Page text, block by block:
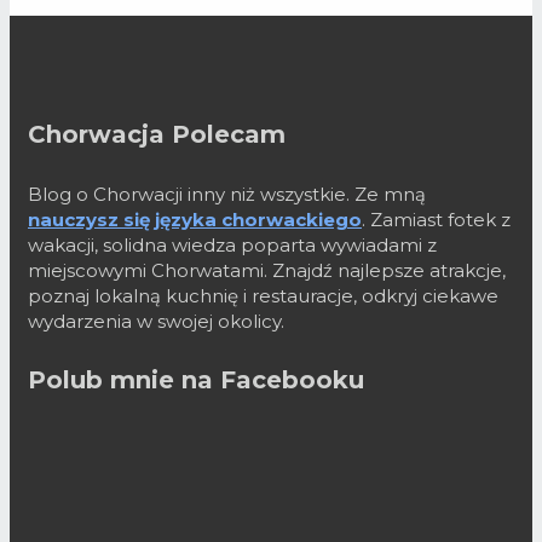
Chorwacja Polecam
Blog o Chorwacji inny niż wszystkie. Ze mną
nauczysz się języka chorwackiego. Zamiast fotek z
wakacji, solidna wiedza poparta wywiadami z
miejscowymi Chorwatami. Znajdź najlepsze atrakcje,
poznaj lokalną kuchnię i restauracje, odkryj ciekawe
wydarzenia w swojej okolicy.
Polub mnie na Facebooku